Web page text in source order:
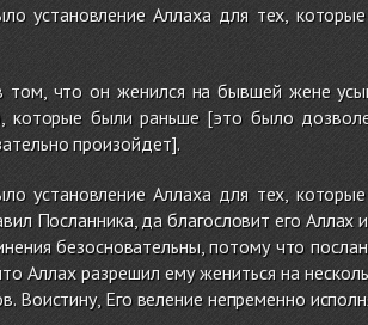
установление Аллаха для тех,
том, что он женился на бывшей жене
, которые были раньше [это было
произойдет].
установление Аллаха для тех,
Посланника, да благословит его Аллах и
безосновательны, потому что
Аллах разрешил ему жениться на
Воистину, Его веление непременно